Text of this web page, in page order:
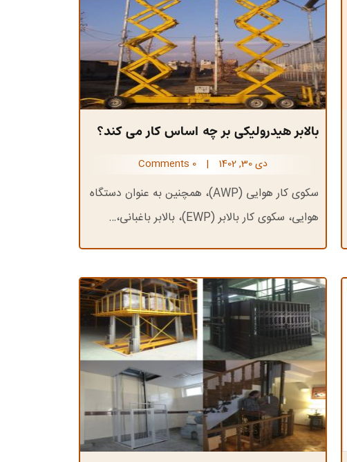
بالابر هیدرولیکی بر چه اساس کار می کند؟
دی 30, 1402 |
0 Comments
سکوی کار هوایی (AWP)، همچنین به عنوان دستگاه
هوایی، سکوی کار بالابر (EWP)، بالابر باغبانی،…